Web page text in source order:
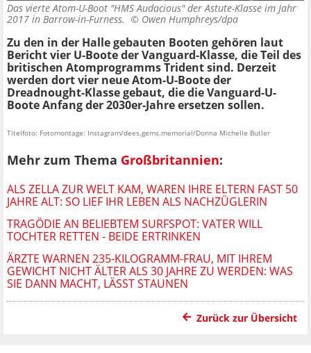
Das vierte Atom-U-Boot "HMS Audacious" der Astute-Klasse im Jahr
2017 in Barrow-in-Furness. © Owen Humphreys/dpa
Zu den in der Halle gebauten Booten gehören laut
Bericht vier U-Boote der Vanguard-Klasse, die Teil des
britischen Atomprogramms Trident sind. Derzeit
werden dort vier neue Atom-U-Boote der
Dreadnought-Klasse gebaut, die die Vanguard-U-
Boote Anfang der 2030er-Jahre ersetzen sollen.
Titelfoto: Fotomontage: Instagram/dees.gems.memorial/Donna Michelle Butler
Mehr zum Thema Großbritannien:
ALS ZELLA ZUR WELT KAM, WAREN IHRE ELTERN FAST 50
JAHRE ALT: SO LIEF IHR LEBEN ALS NACHZÜGLERIN
TRAGÖDIE AN BELIEBTEM SURFSPOT: VATER WILL
TOCHTER RETTEN - BEIDE ERTRINKEN
ÄRZTE WARNEN 235-KILOGRAMM-FRAU, MIT IHREM
GEWICHT NICHT ÄLTER ALS 30 JAHRE ZU WERDEN: WAS
SIE DANN MACHT, LÄSST STAUNEN
Zurück zur Übersicht